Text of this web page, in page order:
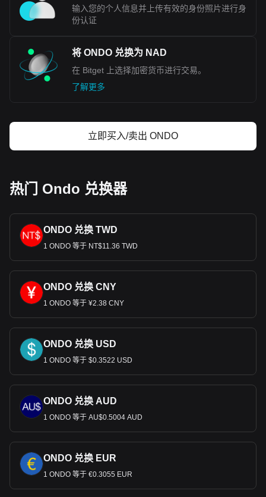
输入您的个人信息并上传有效的身份照片进行身
份认证
将 ONDO 兑换为 NAD
在 Bitget 上选择加密货币进行交易。
了解更多
立即买入/卖出 ONDO
热门 Ondo 兑换器
ONDO 兑换 TWD
1 ONDO 等于 NT$11.36 TWD
ONDO 兑换 CNY
1 ONDO 等于 ¥2.38 CNY
ONDO 兑换 USD
1 ONDO 等于 $0.3522 USD
ONDO 兑换 AUD
1 ONDO 等于 AU$0.5004 AUD
ONDO 兑换 EUR
1 ONDO 等于 €0.3055 EUR